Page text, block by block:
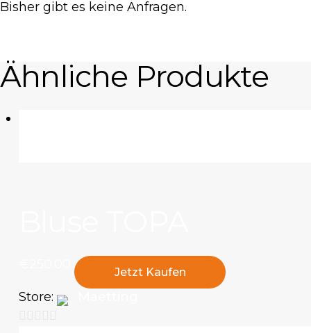
Bisher gibt es keine Anfragen.
Ähnliche Produkte
Jetzt Kaufen
Store: